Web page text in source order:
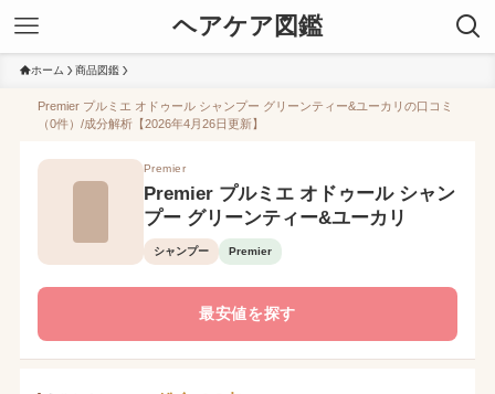
ヘアケア図鑑
ホーム 商品図鑑
Premier プルミエ オドゥール シャンプー グリーンティー&ユーカリの口コミ
（0件）/成分解析【2026年4月26日更新】
Premier
Premier プルミエ オドゥール シャン
プー グリーンティー&ユーカリ
シャンプー Premier
最安値を探す